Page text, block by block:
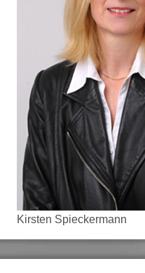
Kirsten Spieckermann